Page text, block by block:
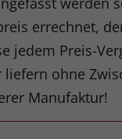
errechnet,
jedem Preis-
ohne
Manufaktur!